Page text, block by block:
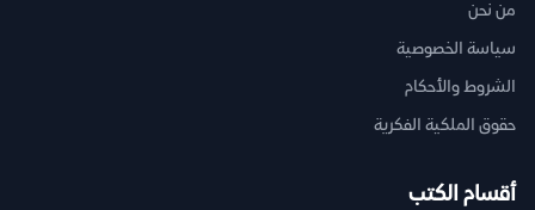
من نحن
سياسة الخصوصية
الشروط والأحكام
حقوق الملكية الفكرية
أقسام الكتب